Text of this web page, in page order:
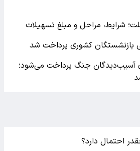
شرایط، مراحل و مبلغ تسهیلات
آسیب‌دیدگان جنگ پرداخت می‌شود؛
احتمال دارد؟